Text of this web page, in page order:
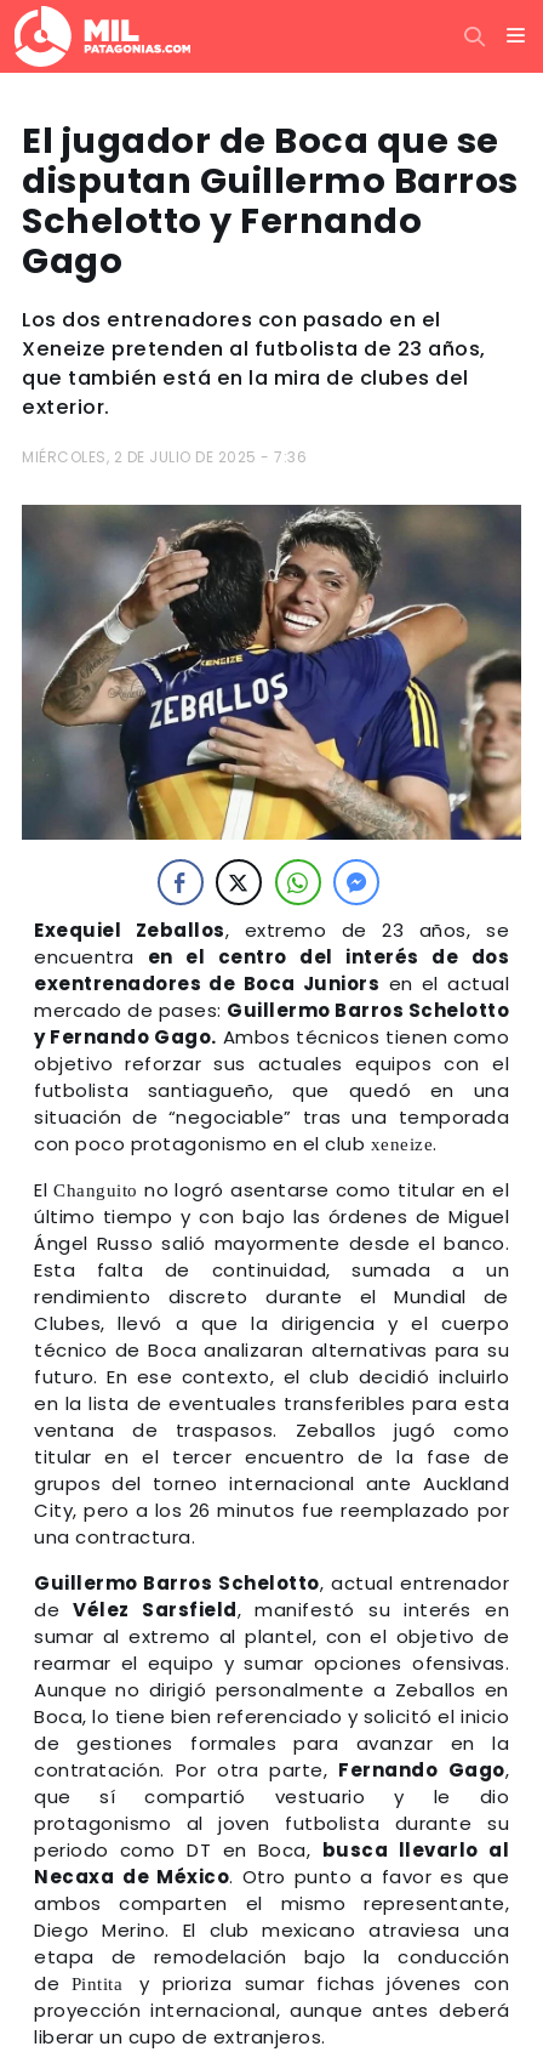
El jugador de Boca que se
disputan Guillermo Barros
Schelotto y Fernando
Gago
Los dos entrenadores con pasado en el
Xeneize pretenden al futbolista de 23 años,
que también está en la mira de clubes del
exterior.
MIÉRCOLES, 2 DE JULIO DE 2025 - 7:36
Exequiel Zeballos, extremo de 23 años, se
encuentra en el centro del interés de dos
exentrenadores de Boca Juniors en el actual
mercado de pases: Guillermo Barros Schelotto
y Fernando Gago. Ambos técnicos tienen como
objetivo reforzar sus actuales equipos con el
futbolista santiagueño, que quedó en una
situación de “negociable” tras una temporada
con poco protagonismo en el club xeneize.
ElChanguito no logró asentarse como titular en el
último tiempo y con bajo las órdenes de Miguel
Ángel Russo salió mayormente desde el banco.
Esta falta de continuidad, sumada a un
rendimiento discreto durante el Mundial de
Clubes, llevó a que la dirigencia y el cuerpo
técnico de Boca analizaran alternativas para su
futuro. En ese contexto, el club decidió incluirlo
en la lista de eventuales transferibles para esta
ventana de traspasos. Zeballos jugó como
titular en el tercer encuentro de la fase de
grupos del torneo internacional ante Auckland
City, pero a los 26 minutos fue reemplazado por
una contractura.
Guillermo Barros Schelotto, actual entrenador
deVélez Sarsfield, manifestó su interés en
sumar al extremo al plantel, con el objetivo de
rearmar el equipo y sumar opciones ofensivas.
Aunque no dirigió personalmente a Zeballos en
Boca, lo tiene bien referenciado y solicitó el inicio
de gestiones formales para avanzar en la
contratación. Por otra parte, Fernando Gago,
que sí compartió vestuario y le dio
protagonismo al joven futbolista durante su
periodo como DT en Boca, busca llevarlo al
Necaxa de México. Otro punto a favor es que
ambos comparten el mismo representante,
Diego Merino. El club mexicano atraviesa una
etapa de remodelación bajo la conducción
de
Pintitay prioriza sumar fichas jóvenes con
proyección internacional, aunque antes deberá
liberar un cupo de extranjeros.